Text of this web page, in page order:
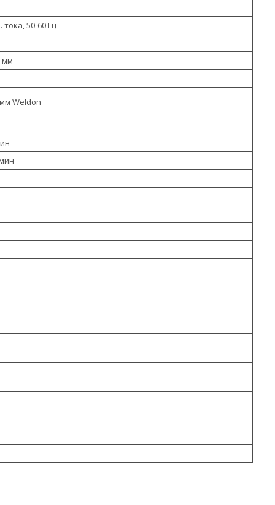
50-60 Гц
мм
мм Weldon